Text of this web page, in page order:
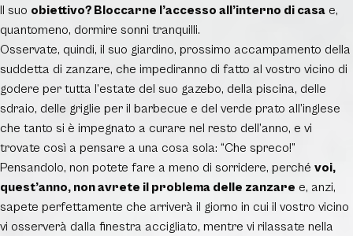
Il suo obiettivo? Bloccarne l’accesso all’interno di casa e,
quantomeno, dormire sonni tranquilli.
Osservate, quindi, il suo giardino, prossimo accampamento della
suddetta di zanzare, che impediranno di fatto al vostro vicino di
godere per tutta l’estate del suo gazebo, della piscina, delle
sdraio, delle griglie per il barbecue e del verde prato all’inglese
che tanto si è impegnato a curare nel resto dell’anno, e vi
trovate così a pensare a una cosa sola: “Che spreco!”
Pensandolo, non potete fare a meno di sorridere, perché voi,
quest’anno, non avrete il problema delle zanzare e, anzi,
sapete perfettamente che arriverà il giorno in cui il vostro vicino
vi osserverà dalla finestra accigliato, mentre vi rilassate nella